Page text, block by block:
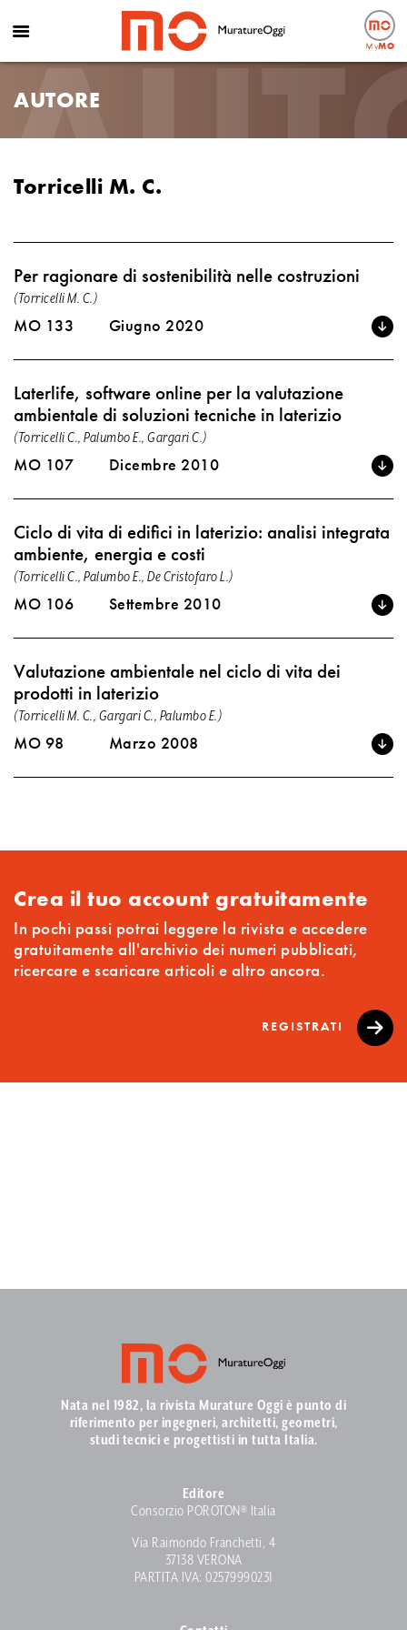
MyMO
AUTORE
Torricelli M. C.
Per ragionare di sostenibilità nelle costruzioni
(Torricelli M. C.)
MO 133 Giugno 2020
Laterlife, software online per la valutazione
ambientale di soluzioni tecniche in laterizio
(Torricelli C., Palumbo E., Gargari C.)
MO 107 Dicembre 2010
Ciclo di vita di edifici in laterizio: analisi integrata
ambiente, energia e costi
(Torricelli C., Palumbo E., De Cristofaro L.)
MO 106 Settembre 2010
Valutazione ambientale nel ciclo di vita dei
prodotti in laterizio
(Torricelli M. C., Gargari C., Palumbo E.)
MO 98 Marzo 2008
Crea il tuo account gratuitamente
In pochi passi potrai leggere la rivista e accedere
gratuitamente all'archivio dei numeri pubblicati,
ricercare e scaricare articoli e altro ancora.
REGISTRATI
Nata nel 1982, la rivista Murature Oggi è punto di
riferimento per ingegneri, architetti, geometri,
studi tecnici e progettisti in tutta Italia.
Editore
Consorzio POROTON® Italia
Via Raimondo Franchetti, 4
37138 VERONA
PARTITA IVA: 02579990231